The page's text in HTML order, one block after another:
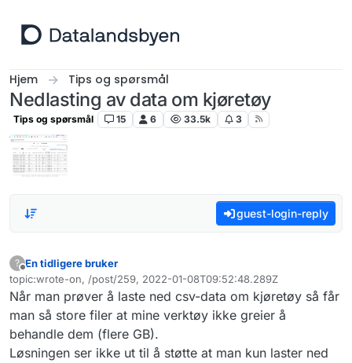
Hjem Tips og spørsmål
Nedlasting av data om kjøretøy
Tips og spørsmål 15 6 33.5k 3
guest-login-reply
?
Frakoblet
En tidligere bruker
topic:wrote-on, /post/259, 2022-01-08T09:52:48.289Z
Sist endret av
Når man prøver å laste ned csv-data om kjøretøy så får
man så store filer at mine verktøy ikke greier å
behandle dem (flere GB).
Løsningen ser ikke ut til å støtte at man kun laster ned